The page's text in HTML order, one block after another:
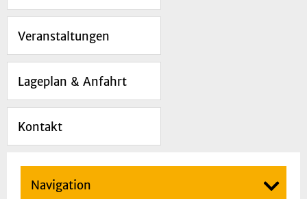
Veranstaltungen
Lageplan & Anfahrt
Kontakt
Navigation